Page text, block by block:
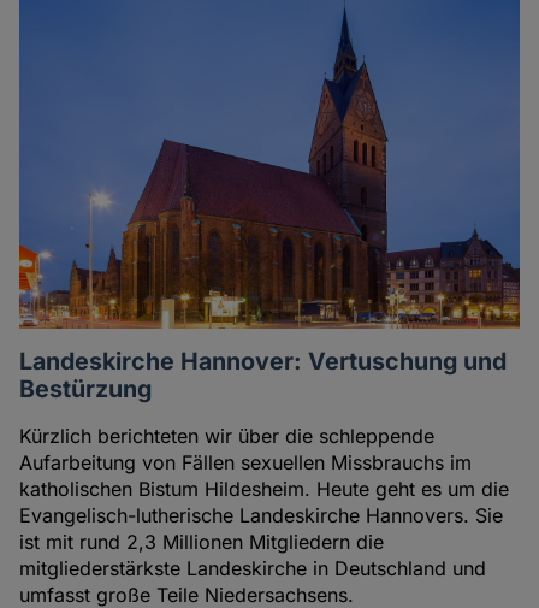
Landeskirche Hannover: Vertuschung und
Bestürzung
Kürzlich berichteten wir über die schleppende
Aufarbeitung von Fällen sexuellen Missbrauchs im
katholischen Bistum Hildesheim. Heute geht es um die
Evangelisch-lutherische Landeskirche Hannovers. Sie
ist mit rund 2,3 Millionen Mitgliedern die
mitgliederstärkste Landeskirche in Deutschland und
umfasst große Teile Niedersachsens.